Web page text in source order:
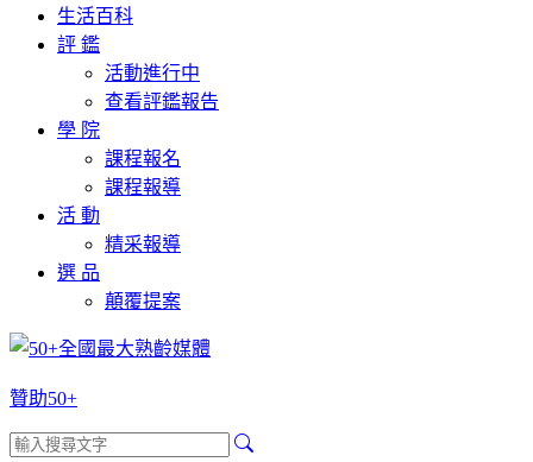
生活百科
評 鑑
活動進行中
查看評鑑報告
學 院
課程報名
課程報導
活 動
精采報導
選 品
顛覆提案
贊助50+